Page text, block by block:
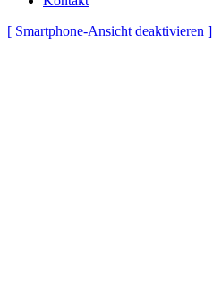
[ Smartphone-Ansicht deaktivieren ]